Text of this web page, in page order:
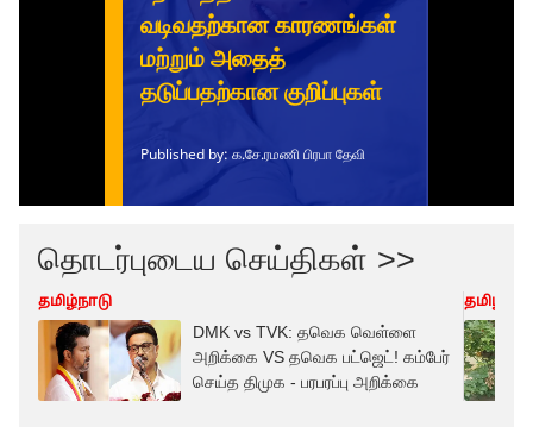
தொடர்புடைய செய்திகள் >>
தமிழ்நாடு
DMK vs TVK: தவெக வெள்ளை
அறிக்கை VS தவெக பட்ஜெட்! கம்பேர்
செய்த திமுக - பரபரப்பு அறிக்கை